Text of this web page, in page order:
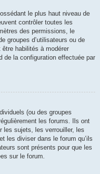
le plus haut niveau de
contrôler toutes les
des permissions, le
groupes d’utilisateurs ou de
habilités à modérer
de la configuration effectuée par
(ou des groupes
les forums. Ils ont
les sujets, les verrouiller, les
les diviser dans le forum qu’ils
sont présents pour que les
sur le forum.